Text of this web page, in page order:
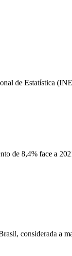
de Estatística
de 8,4% face a
considerada a